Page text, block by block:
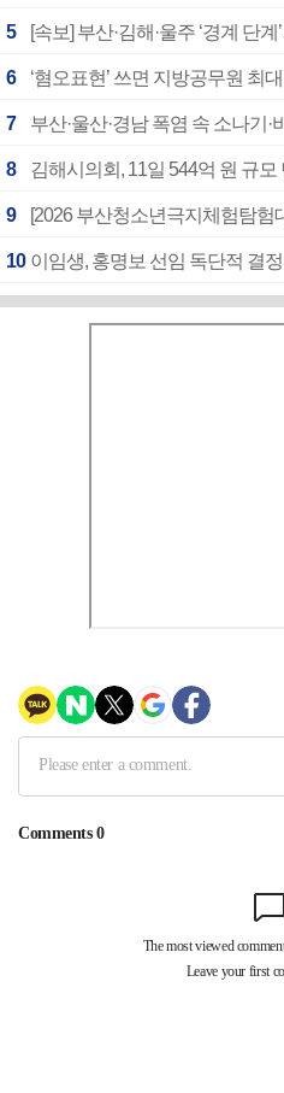
5 [속보] 부산·김해·울주 ‘경계 단
6 ‘혐오표현’ 쓰면 지방공무원 최
7 부산·울산·경남 폭염 속 소나기
8 김해시의회, 11일 544억 원 규
9
10 이임생, 홍명보 선임 독단적 결